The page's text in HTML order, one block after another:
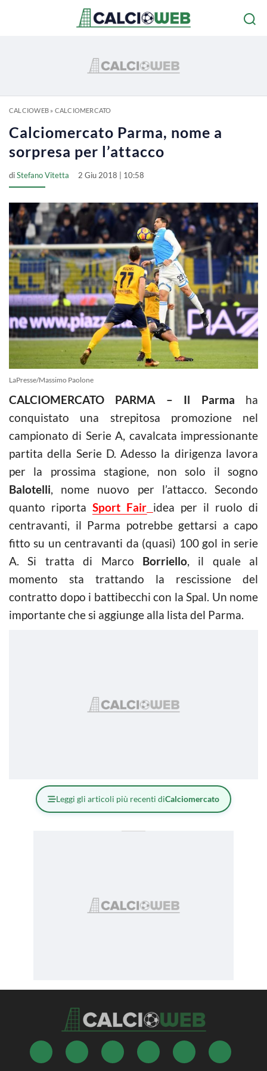
CALCIOWEB» CALCIOMERCATO
Calciomercato Parma, nome a
sorpresa per l’attacco
diStefano Vitetta 2 Giu 2018 | 10:58
LaPresse/Massimo Paolone
CALCIOMERCATO PARMA – Il Parma ha
conquistato una strepitosa promozione nel
campionato di Serie A, cavalcata impressionante
partita della Serie D. Adesso la dirigenza lavora
per la prossima stagione, non solo il sogno
Balotelli, nome nuovo per l’attacco. Secondo
quanto riportaSport Fair idea per il ruolo di
centravanti, il Parma potrebbe gettarsi a capo
fitto su un centravanti da (quasi) 100 gol in serie
A. Si tratta di Marco Borriello, il quale al
momento sta trattando la rescissione del
contratto dopo i battibecchi con la Spal. Un nome
importante che si aggiunge alla lista del Parma.
Leggi gli articoli più recenti diCalciomercato